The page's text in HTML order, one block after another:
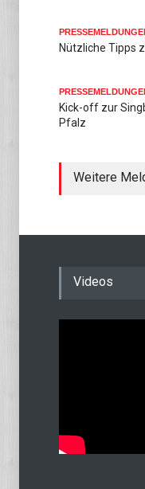
Nützliche Tipps
Kick-off zur
Pfalz
Weitere
Videos